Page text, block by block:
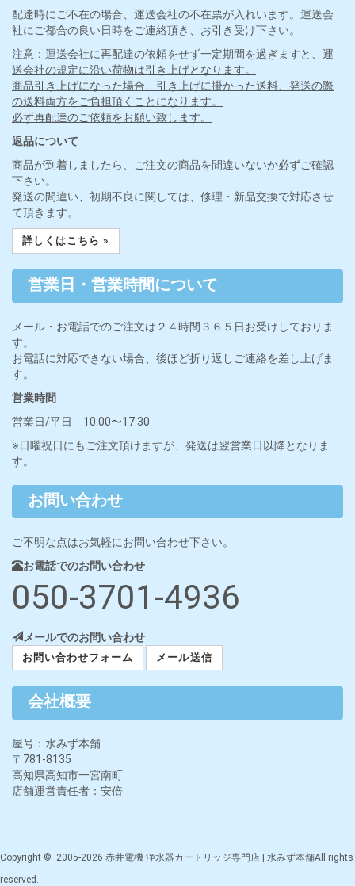
配達時にご不在の場合、運送会社の不在票が入れいます。運送会
社にご都合の良い日時をご連絡頂き、お引き受け下さい。
注意：運送会社に再配達の依頼をせず一定期間を過ぎますと、運
送会社の規定に沿い荷物は引き上げとなります。
商品引き上げになった場合、引き上げに掛かった送料、発送の際
の送料両方をご負担頂くことになります。
必ず再配達のご依頼をお願い致します。
返品について
商品が到着しましたら、ご注文の商品を間違いないか必ずご確認
下さい。
発送の間違い、初期不良に関しては、修理・新品交換で対応させ
て頂きます。
詳しくはこちら »
営業日・営業時間について
メール・お電話でのご注文は２４時間３６５日お受けしておりま
す。
お電話に対応できない場合、後ほど折り返しご連絡を差し上げま
す。
営業時間
営業日/平日 10:00〜17:30
※日曜祝日にもご注文頂けますが、発送は翌営業日以降となりま
す。
お問い合わせ
ご不明な点はお気軽にお問い合わせ下さい。
お電話でのお問い合わせ
050-3701-4936
メールでのお問い合わせ
お問い合わせフォーム メール送信
会社概要
屋号：水みず本舗
〒781-8135
高知県高知市一宮南町
店舗運営責任者：安倍
Copyright © 2005-2026 赤井電機 浄水器カートリッジ専門店 | 水みず本舗All rights
reserved.